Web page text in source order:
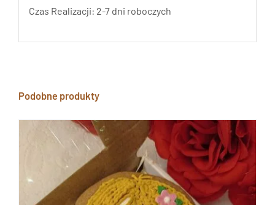
Czas Realizacji: 2-7 dni roboczych
Podobne produkty